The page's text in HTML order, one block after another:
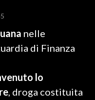
nelle
di Finanza
lo
, droga costituita